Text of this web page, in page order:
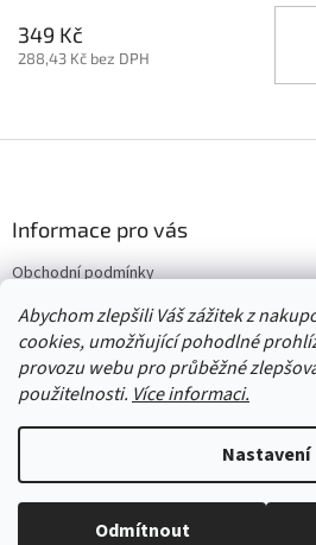
Abychom zlepšili Váš zážitek z
cookies, umožňující pohodlné
provozu webu pro průběžné
použitelnosti. Více informaci.
Nastavení
Odmítnout
349 Kč
288,43 Kč bez DPH
í
Informace pro vás
Obchodní podmínky
Vrácení/výměna/reklamace
Velkoobchod
Copyright 2026Červený Tulipán.